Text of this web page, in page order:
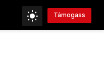
Támogass